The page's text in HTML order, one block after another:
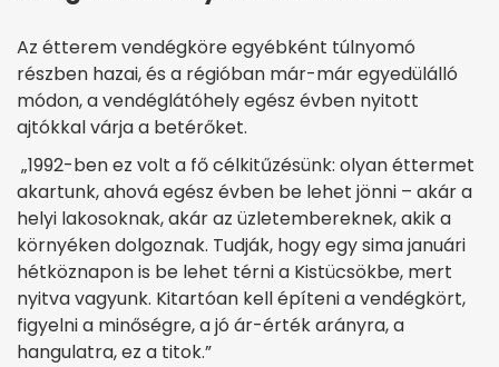
Az étterem vendégköre egyébként túlnyomó
részben hazai, és a régióban már-már egyedülálló
módon, a vendéglátóhely egész évben nyitott
ajtókkal várja a betérőket.
„1992-ben ez volt a fő célkitűzésünk: olyan éttermet
akartunk, ahová egész évben be lehet jönni – akár a
helyi lakosoknak, akár az üzletembereknek, akik a
környéken dolgoznak. Tudják, hogy egy sima januári
hétköznapon is be lehet térni a Kistücsökbe, mert
nyitva vagyunk. Kitartóan kell építeni a vendégkört,
figyelni a minőségre, a jó ár-érték arányra, a
hangulatra, ez a titok.”